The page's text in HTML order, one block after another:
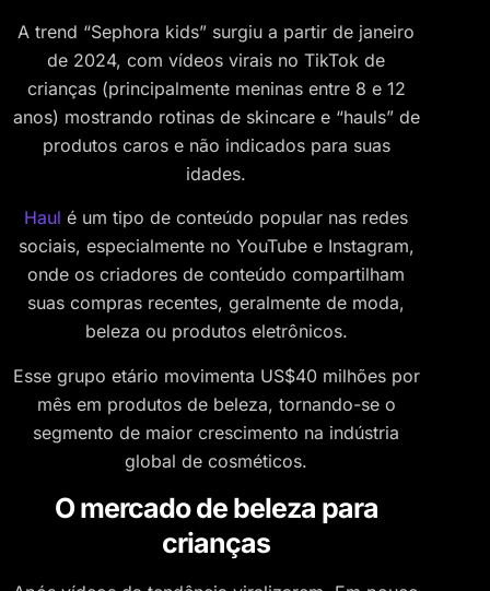
A trend “Sephora kids” surgiu a partir de janeiro
de 2024, com vídeos virais no TikTok de
crianças (principalmente meninas entre 8 e 12
anos) mostrando rotinas de skincare e “hauls” de
produtos caros e não indicados para suas
idades.
Haul é um tipo de conteúdo popular nas redes
sociais, especialmente no YouTube e Instagram,
onde os criadores de conteúdo compartilham
suas compras recentes, geralmente de moda,
beleza ou produtos eletrônicos.
Esse grupo etário movimenta US$40 milhões por
mês em produtos de beleza, tornando-se o
segmento de maior crescimento na indústria
global de cosméticos.
O mercado de beleza para
crianças